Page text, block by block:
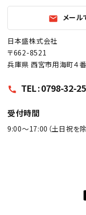
mail メール
日本盛株式会社
〒662-8521
兵庫県 西宮市用海町４
call TEL : 0798-32-
受付時間
9:00〜17:00（土日祝を除